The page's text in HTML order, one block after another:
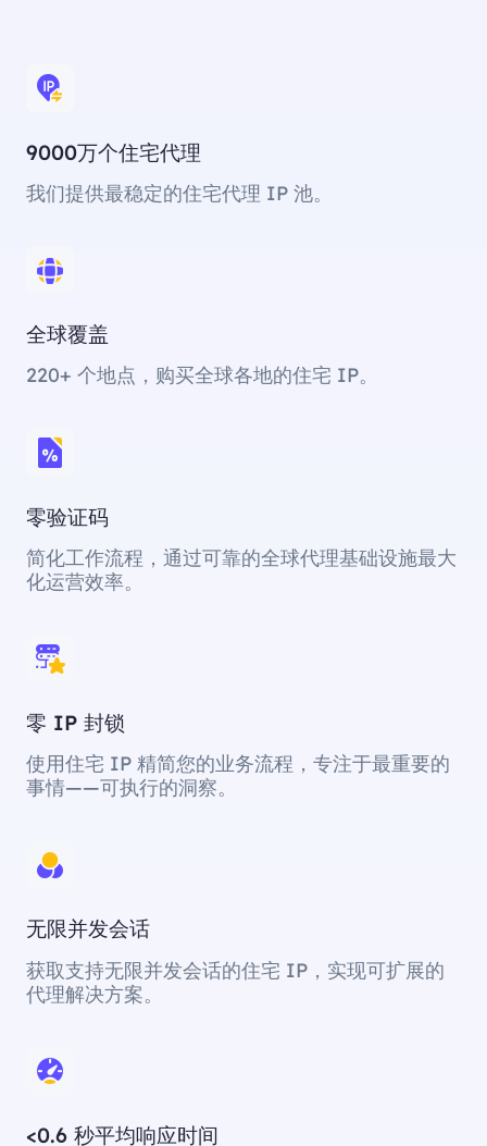
9000万个住宅代理
我们提供最稳定的住宅代理 IP 池。
全球覆盖
220+ 个地点，购买全球各地的住宅 IP。
零验证码
简化工作流程，通过可靠的全球代理基础设施最大
化运营效率。
零 IP 封锁
使用住宅 IP 精简您的业务流程，专注于最重要的
事情——可执行的洞察。
无限并发会话
获取支持无限并发会话的住宅 IP，实现可扩展的
代理解决方案。
<0.6 秒平均响应时间